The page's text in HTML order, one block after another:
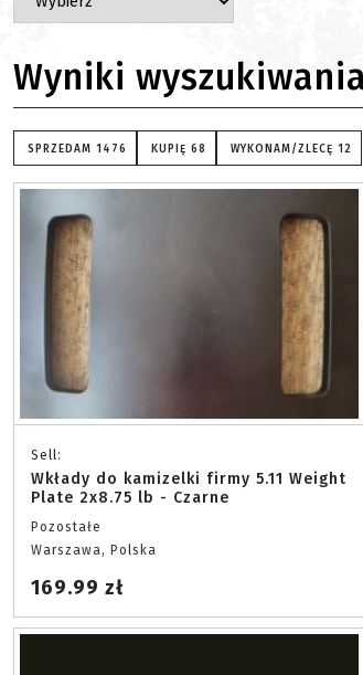
Wyniki
SPRZEDAM 1476 KUPIĘ 68 WYKONAM/ZLECĘ 12
Sell:
Wkłady do kamizelki firmy 5.11 Weight
Plate 2x8.75 lb - Czarne
Pozostałe
Warszawa, Polska
169.99 zł